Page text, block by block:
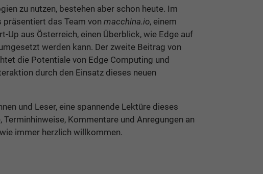
zu nutzen, bestehen aber schon heute. Im
das Team von macchina.io, einem
Up aus Österreich, einen Überblick, wie Edge auf
werden kann. Der zweite Beitrag von
die Potentiale von Edge Computing und
durch den Einsatz dieses neuen
und Leser, eine spannende Lektüre dieses
Kommentare und Anregungen an
immer herzlich willkommen.